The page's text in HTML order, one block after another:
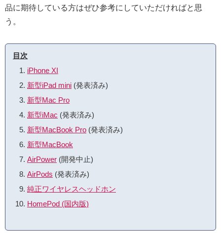
品に期待している方はぜひ参考にしていただければと思
う。
目次
iPhone XI
新型iPad mini (発表済み)
新型Mac Pro
新型iMac (発表済み)
新型MacBook Pro (発表済み)
新型MacBook
AirPower (開発中止)
AirPods (発表済み)
純正ワイヤレスヘッドホン
HomePod (国内版)